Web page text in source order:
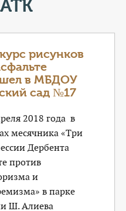
рисунков
в МБДОУ
сад №17
2018 года в
месячника «Три
Дербента
против
и
в парке
Ш. Алиева